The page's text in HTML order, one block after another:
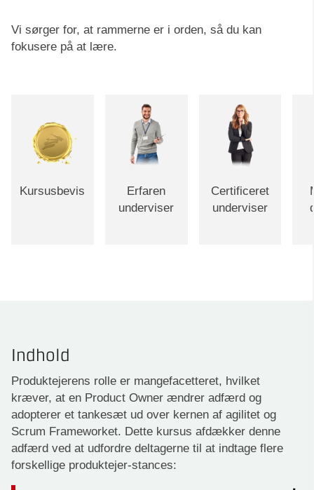
Vi sørger for, at rammerne er i orden, så du kan
fokusere på at lære.
Kursusbevis
Erfaren
underviser
Certificeret
underviser
Indhold
Produktejerens rolle er mangefacetteret, hvilket
kræver, at en Product Owner ændrer adfærd og
adopterer et tankesæt ud over kernen af agilitet og
Scrum Frameworket. Dette kursus afdækker denne
adfærd ved at udfordre deltagerne til at indtage flere
forskellige produktejer-stances: